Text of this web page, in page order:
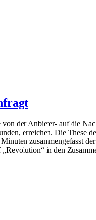
der Anbieter- auf die
erreichen. Die These
zusammengefasst der
in den